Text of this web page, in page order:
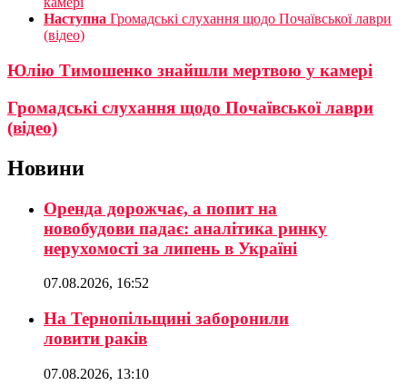
Наступна Громадські слухання щодо Почаївської лаври
(відео)
Юлію Тимошенко знайшли мертвою у камері
Громадські слухання щодо Почаївської лаври
(відео)
Новини
Оренда дорожчає, а попит на
новобудови падає: аналітика ринку
нерухомості за липень в Україні
07.08.2026, 16:52
На Тернопільщині заборонили
ловити раків
07.08.2026, 13:10